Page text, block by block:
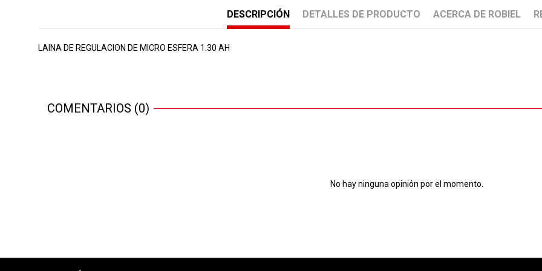
DESCRIPCIÓN DETALLES DE PRODUCTO ACERCA DE ROBIEL
LAINA DE REGULACION DE MICRO ESFERA 1.30 AH
COMENTARIOS (0)
No hay ninguna opinión por el momento.